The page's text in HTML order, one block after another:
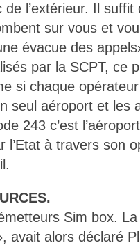
l’extérieur. Il suffit
sur vous et
évacue des
par la SCPT, ce
si chaque
seul aéroport et les
243 c’est
l’Etat à travers son
Sim box.
avait alors déclaré